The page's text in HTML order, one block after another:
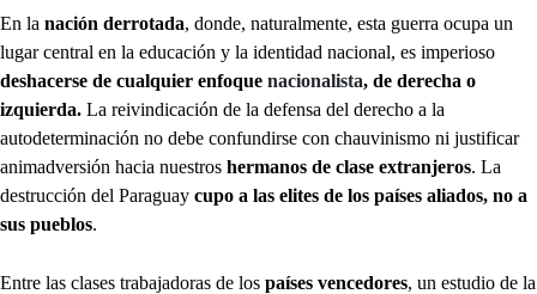
En la nación derrotada, donde, naturalmente, esta guerra ocupa un
lugar central en la educación y la identidad nacional, es imperioso
deshacerse de cualquier enfoque nacionalista, de derecha o
izquierda. La reivindicación de la defensa del derecho a la
autodeterminación no debe confundirse con chauvinismo ni justificar
animadversión hacia nuestros hermanos de clase extranjeros. La
destrucción del Paraguay cupo a las elites de los países aliados, no a
sus pueblos.
Entre las clases trabajadoras de los países vencedores, un estudio de la